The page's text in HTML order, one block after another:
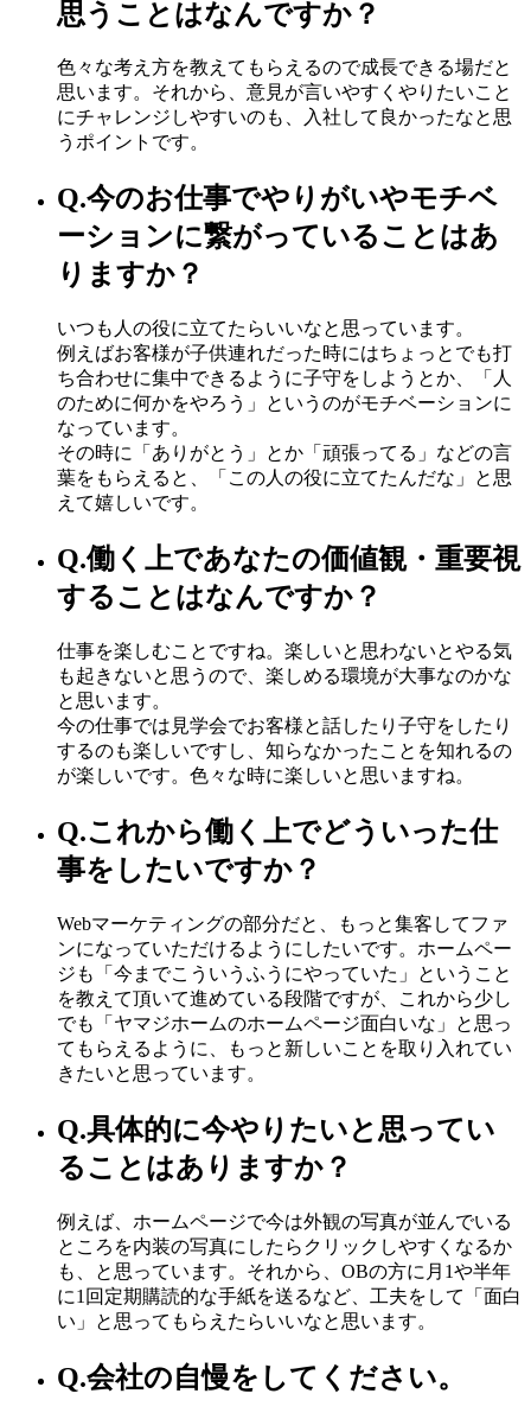
思うことはなんですか？
色々な考え方を教えてもらえるので成長できる場だと
思います。それから、意見が言いやすくやりたいこと
にチャレンジしやすいのも、入社して良かったなと思
うポイントです。
Q.今のお仕事でやりがいやモチベ
ーションに繋がっていることはあ
りますか？
いつも人の役に立てたらいいなと思っています。
例えばお客様が子供連れだった時にはちょっとでも打
ち合わせに集中できるように子守をしようとか、「人
のために何かをやろう」というのがモチベーションに
なっています。
その時に「ありがとう」とか「頑張ってる」などの言
葉をもらえると、「この人の役に立てたんだな」と思
えて嬉しいです。
Q.働く上であなたの価値観・重要視
することはなんですか？
仕事を楽しむことですね。楽しいと思わないとやる気
も起きないと思うので、楽しめる環境が大事なのかな
と思います。
今の仕事では見学会でお客様と話したり子守をしたり
するのも楽しいですし、知らなかったことを知れるの
が楽しいです。色々な時に楽しいと思いますね。
Q.これから働く上でどういった仕
事をしたいですか？
Webマーケティングの部分だと、もっと集客してファ
ンになっていただけるようにしたいです。ホームペー
ジも「今までこういうふうにやっていた」ということ
を教えて頂いて進めている段階ですが、これから少し
でも「ヤマジホームのホームページ面白いな」と思っ
てもらえるように、もっと新しいことを取り入れてい
きたいと思っています。
Q.具体的に今やりたいと思ってい
ることはありますか？
例えば、ホームページで今は外観の写真が並んでいる
ところを内装の写真にしたらクリックしやすくなるか
も、と思っています。それから、OBの方に月1や半年
に1回定期購読的な手紙を送るなど、工夫をして「面白
い」と思ってもらえたらいいなと思います。
Q.会社の自慢をしてください。